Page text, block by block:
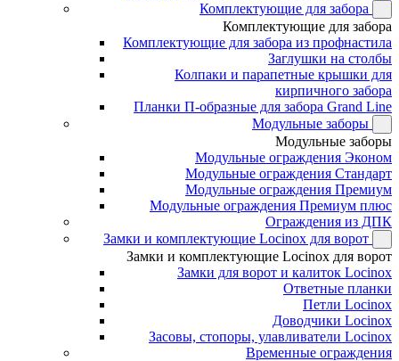
Комплектующие для забора
Комплектующие для забора
Комплектующие для забора из профнастила
Заглушки на столбы
Колпаки и парапетные крышки для
кирпичного забора
Планки П-образные для забора Grand Line
Модульные заборы
Модульные заборы
Модульные ограждения Эконом
Модульные ограждения Стандарт
Модульные ограждения Премиум
Модульные ограждения Премиум плюс
Ограждения из ДПК
Замки и комплектующие Locinox для ворот
Замки и комплектующие Locinox для ворот
Замки для ворот и калиток Locinox
Ответные планки
Петли Locinox
Доводчики Locinox
Засовы, стопоры, улавливатели Locinox
Временные ограждения